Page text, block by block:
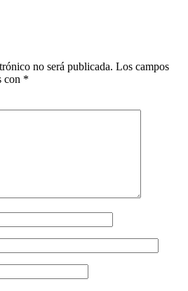
no será publicada. Los campos
con *